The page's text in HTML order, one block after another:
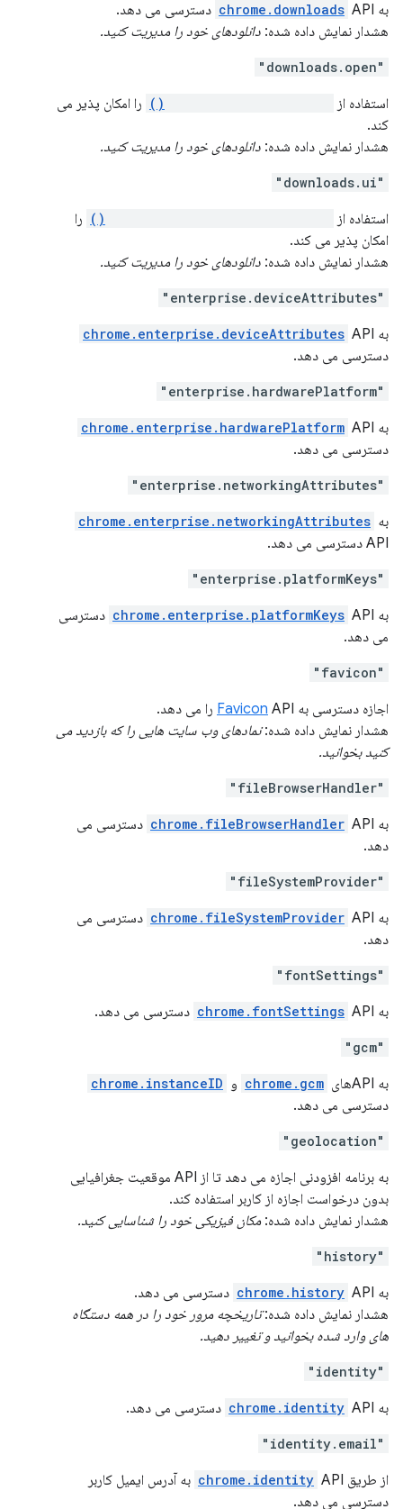
به chrome.downloads API دسترسی می دهد.
هشدار نمایش داده شده: دانلودهای خود را مدیریت کنید.
"downloads.open"
استفاده از
را امکان پذیر می
کند.
هشدار نمایش داده شده: دانلودهای خود را مدیریت کنید.
"downloads.ui"
استفاده از
را
امکان پذیر می کند.
هشدار نمایش داده شده: دانلودهای خود را مدیریت کنید.
"enterprise.deviceAttributes"
به chrome.enterprise.deviceAttributes API
دسترسی می دهد.
"enterprise.hardwarePlatform"
به chrome.enterprise.hardwarePlatform API
دسترسی می دهد.
"enterprise.networkingAttributes"
به chrome.enterprise.networkingAttributes
API دسترسی می دهد.
"enterprise.platformKeys"
به chrome.enterprise.platformKeys API دسترسی
می دهد.
"favicon"
اجازه دسترسی به Favicon API را می دهد.
هشدار نمایش داده شده:نمادهای وب سایت هایی را که بازدید می
کنید بخوانید.
"fileBrowserHandler"
به chrome.fileBrowserHandler API دسترسی می
دهد.
"fileSystemProvider"
به chrome.fileSystemProvider API دسترسی می
دهد.
"fontSettings"
به chrome.fontSettings API دسترسی می دهد.
"gcm"
به APIهای chrome.gcm و chrome.instanceID
دسترسی می دهد.
"geolocation"
به برنامه افزودنی اجازه می دهد تا از API موقعیت جغرافیایی
بدون درخواست اجازه از کاربر استفاده کند.
هشدار نمایش داده شده: مکان فیزیکی خود را شناسایی کنید.
"history"
به chrome.history API دسترسی می دهد.
هشدار نمایش داده شده:تاریخچه مرور خود را در همه دستگاه
های وارد شده بخوانید و تغییر دهید.
"identity"
به chrome.identity API دسترسی می دهد.
"identity.email"
از طریق chrome.identity API به آدرس ایمیل کاربر
دسترسی می دهد.